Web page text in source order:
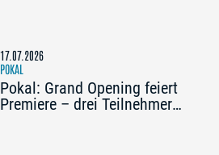
17.07.2026
POKAL
Pokal: Grand Opening feiert
Premiere – drei Teilnehmer